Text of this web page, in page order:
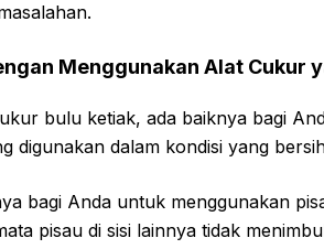
Menggunakan Alat Cukur
bulu ketiak, ada baiknya bagi
digunakan dalam kondisi yang
bagi Anda untuk menggunakan
pisau di sisi lainnya tidak